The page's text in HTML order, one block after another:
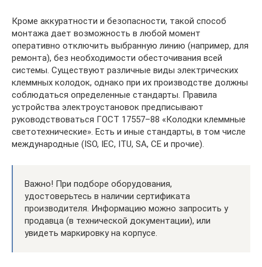
Кроме аккуратности и безопасности, такой способ
монтажа дает возможность в любой момент
оперативно отключить выбранную линию (например, для
ремонта), без необходимости обесточивания всей
системы. Существуют различные виды электрических
клеммных колодок, однако при их производстве должны
соблюдаться определенные стандарты. Правила
устройства электроустановок предписывают
руководствоваться ГОСТ 17557–88 «Колодки клеммные
светотехнические». Есть и иные стандарты, в том числе
международные (ISO, IEC, ITU, SA, CE и прочие).
Важно! При подборе оборудования,
удостоверьтесь в наличии сертификата
производителя. Информацию можно запросить у
продавца (в технической документации), или
увидеть маркировку на корпусе.